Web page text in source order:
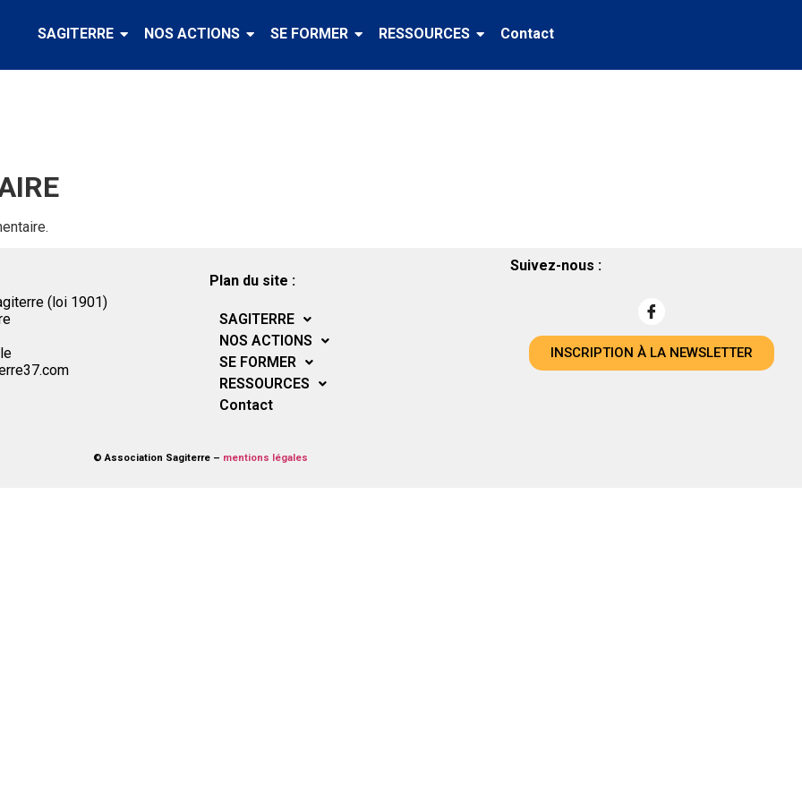
SAGITERRE NOS ACTIONS SE FORMER RESSOURCES Contact
(loi 1901)
Plan du site :
SAGITERRE
NOS ACTIONS
SE FORMER
RESSOURCES
Contact
Suivez-nous :
INSCRIPTION À LA NEWSLETTER
© Association Sagiterre – mentions légales